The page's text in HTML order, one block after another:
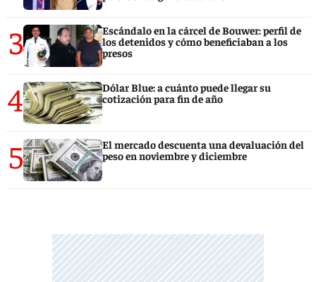
3
Escándalo en la cárcel de Bouwer: perfil de
los detenidos y cómo beneficiaban a los
presos
4
Dólar Blue: a cuánto puede llegar su
cotización para fin de año
5
El mercado descuenta una devaluación del
peso en noviembre y diciembre